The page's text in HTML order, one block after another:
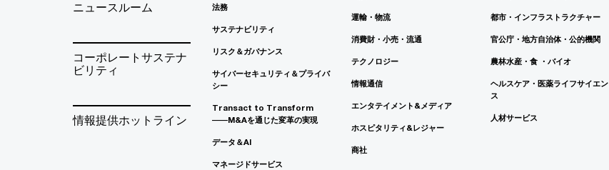
ニュースルーム
コーポレートサステナ
ビリティ
情報提供ホットライン
法務
サステナビリティ
リスク＆ガバナンス
サイバーセキュリティ＆プライバ
シー
Transact to Transform
――M&Aを通じた変革の実現
データ＆AI
マネージドサービス
運輸・物流
消費財・小売・流通
テクノロジー
情報通信
エンタテイメント&メディア
ホスピタリティ&レジャー
商社
都市・インフラストラクチャー
官公庁・地方自治体・公的機関
農林水産・食 ・バイオ
ヘルスケア・医薬ライフサイエン
ス
人材サービス